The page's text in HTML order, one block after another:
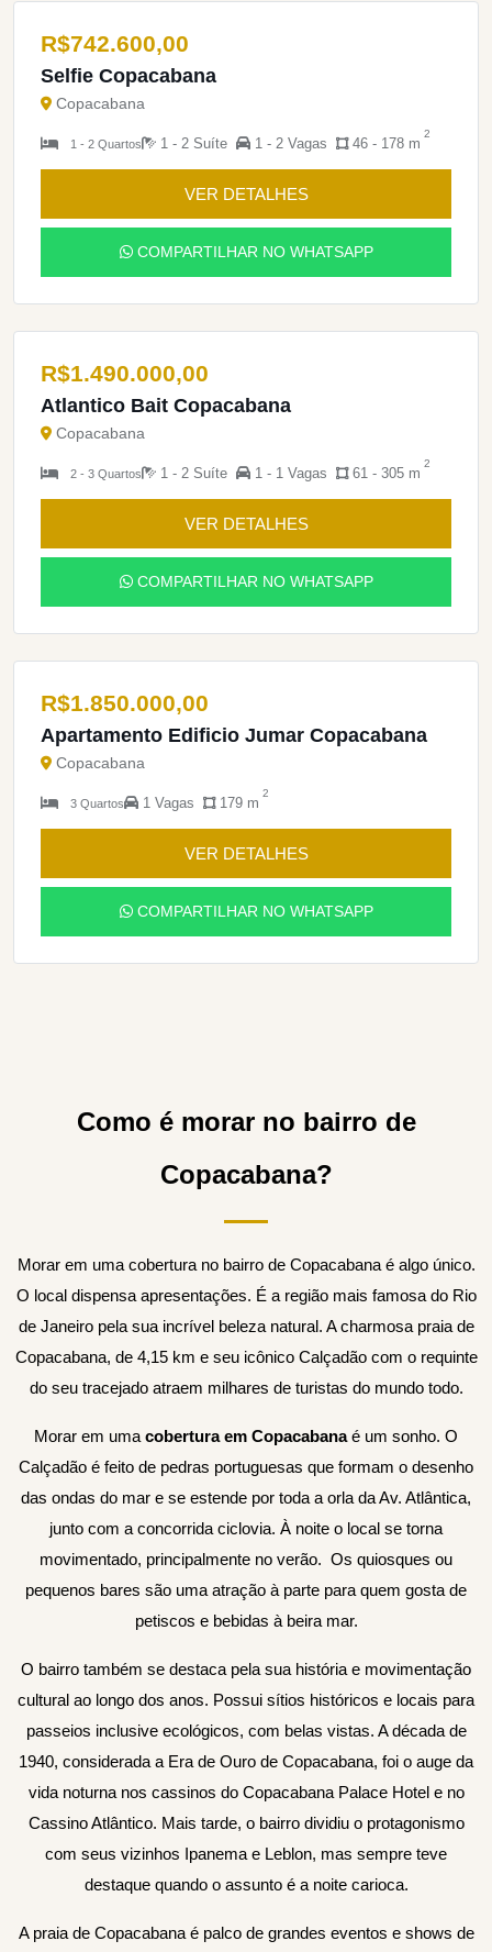
R$742.600,00
Selfie Copacabana
Copacabana
1 - 2 Quartos 1 - 2 Suíte 1 - 2 Vagas 46 - 178 m
2
VER DETALHES
COMPARTILHAR NO WHATSAPP
R$1.490.000,00
Atlantico Bait Copacabana
Copacabana
2 - 3 Quartos 1 - 2 Suíte 1 - 1 Vagas 61 - 305 m
2
VER DETALHES
COMPARTILHAR NO WHATSAPP
R$1.850.000,00
Apartamento Edificio Jumar Copacabana
Copacabana
3 Quartos 1 Vagas 179 m
2
VER DETALHES
COMPARTILHAR NO WHATSAPP
Como é morar no bairro de
Copacabana?
Morar em uma cobertura no bairro de Copacabana é algo único.
O local dispensa apresentações. É a região mais famosa do Rio
de Janeiro pela sua incrível beleza natural. A charmosa praia de
Copacabana, de 4,15 km e seu icônico Calçadão com o requinte
do seu tracejado atraem milhares de turistas do mundo todo.
Morar em uma cobertura em Copacabanaé um sonho. O
Calçadão é feito de pedras portuguesas que formam o desenho
das ondas do mar e se estende por toda a orla da Av. Atlântica,
junto com a concorrida ciclovia. À noite o local se torna
movimentado, principalmente no verão. Os quiosques ou
pequenos bares são uma atração à parte para quem gosta de
petiscos e bebidas à beira mar.
O bairro também se destaca pela sua história e movimentação
cultural ao longo dos anos. Possui sítios históricos e locais para
passeios inclusive ecológicos, com belas vistas. A década de
1940, considerada a Era de Ouro de Copacabana, foi o auge da
vida noturna nos cassinos do Copacabana Palace Hotel e no
Cassino Atlântico. Mais tarde, o bairro dividiu o protagonismo
com seus vizinhos Ipanema e Leblon, mas sempre teve
destaque quando o assunto é a noite carioca.
A praia de Copacabana é palco de grandes eventos e shows de